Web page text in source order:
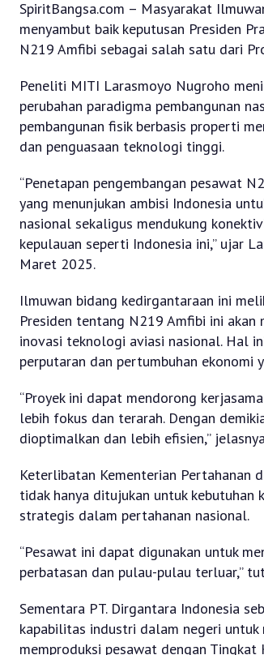
SpiritBangsa.com – Masyarakat
menyambut baik keputusan Presiden
N219 Amfibi sebagai salah satu dari
Peneliti MITI Larasmoyo Nugroho
perubahan paradigma pembangunan
pembangunan fisik berbasis properti
dan penguasaan teknologi tinggi.
“Penetapan pengembangan pesawat
yang menunjukan ambisi Indonesia
nasional sekaligus mendukung
kepulauan seperti Indonesia ini,” ujar
Maret 2025.
Ilmuwan bidang kedirgantaraan ini
Presiden tentang N219 Amfibi ini
inovasi teknologi aviasi nasional. Hal
perputaran dan pertumbuhan ekonomi
“Proyek ini dapat mendorong
lebih fokus dan terarah. Dengan
dioptimalkan dan lebih efisien,”
Keterlibatan Kementerian Pertahanan
tidak hanya ditujukan untuk
strategis dalam pertahanan nasional.
“Pesawat ini dapat digunakan untuk
perbatasan dan pulau-pulau terluar,”
Sementara PT. Dirgantara Indonesia
kapabilitas industri dalam negeri untuk
memproduksi pesawat dengan